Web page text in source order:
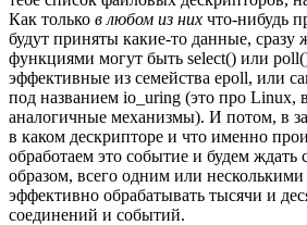
Как только в любом из них что‑нибудь
будут приняты какие‑то данные,
функциями могут быть select() или
эффективные из семейства epoll, или
под названием io_uring (это про Linux,
аналогичные механизмы). И потом, в
в каком дескрипторе и что именно
обработаем это событие и будем
образом, всего одним или
эффективно обрабатывать тысячи и
соединений и событий.